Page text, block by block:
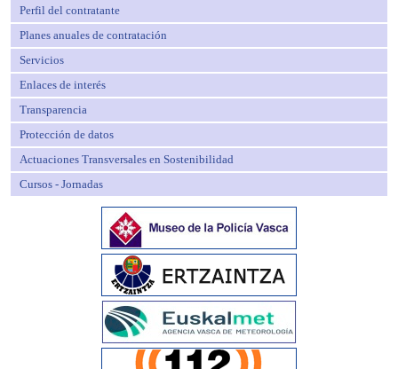
Perfil del contratante
Planes anuales de contratación
Servicios
Enlaces de interés
Transparencia
Protección de datos
Actuaciones Transversales en Sostenibilidad
Cursos - Jornadas